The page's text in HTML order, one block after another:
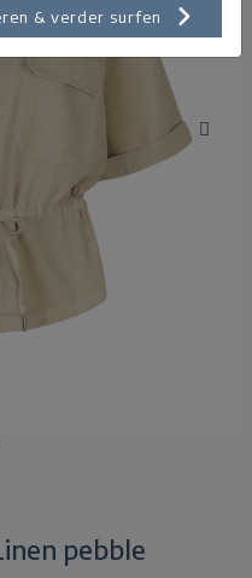
pebble
& verder surfen